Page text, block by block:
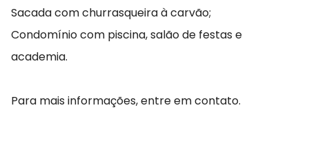
Sacada com churrasqueira à carvão;
Condomínio com piscina, salão de festas e
academia.
Para mais informações, entre em contato.